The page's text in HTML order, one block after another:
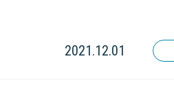
2021.12.01